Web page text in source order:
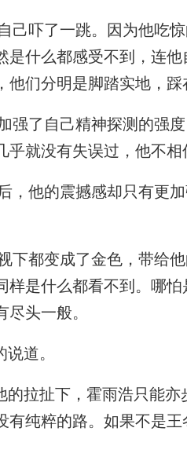
吓了一跳。因为他吃惊
是什么都感受不到，连
们分明是脚踏实地，踩
了自己精神探测的强
就没有失误过，他不相
他的震撼感却只有更
都变成了金色，带给
是什么都看不到。哪
头一般。
道。
拉扯下，霍雨浩只能
有纯粹的路。如果不是